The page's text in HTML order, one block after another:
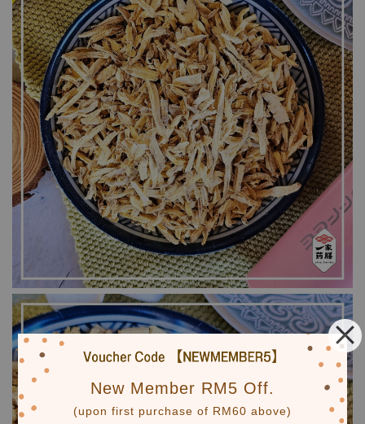
New Member RM5 Off.
(upon first purchase of RM60 above)